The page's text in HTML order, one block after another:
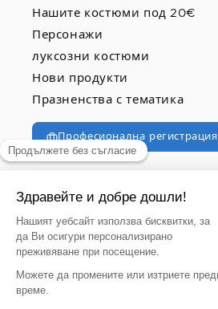
Нашите костюми под 20€
Персонажи
луксозни костюми
Нови продукти
Празненства с тематика
Професионална регистрация
© 2026, vegaoo